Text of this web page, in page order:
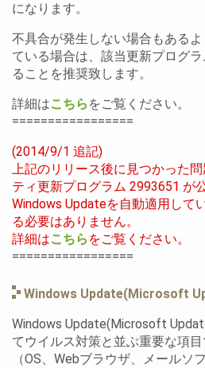
になります。
不具合が発生しない場合もある
ている場合は、該当更新プログ
ることを推奨致します。
詳細はこちら をご覧ください。
=================
(2014/9/1 追記)
上記のリリース後に見つかった
ティ更新プログラム 2993651 が
Windows Updateを自動適用して
る必要はありません。
詳細はこちら をご覧ください。
=================
Windows Update(Microsoft
Windows Update(Microsoft
てウイルス対策と並ぶ重要な項
（OS、Webブラウザ、メールソ